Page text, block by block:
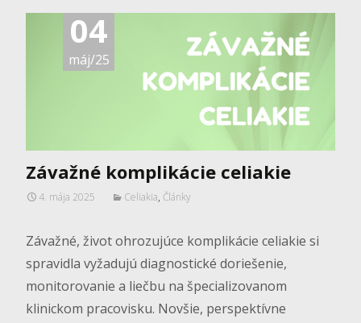
04
máj/25
Závažné komplikácie celiakie
4. mája 2025 Celiakia, Články
Závažné, život ohrozujúce komplikácie celiakie si
spravidla vyžadujú diagnostické doriešenie,
monitorovanie a liečbu na špecializovanom
klinickom pracovisku. Novšie, perspektívne